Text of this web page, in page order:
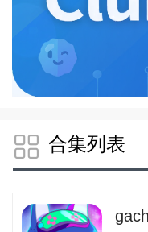
合集列表